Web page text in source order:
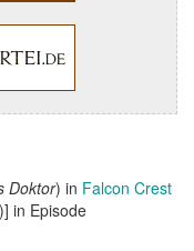
Doktor) in Falcon Crest
in Episode